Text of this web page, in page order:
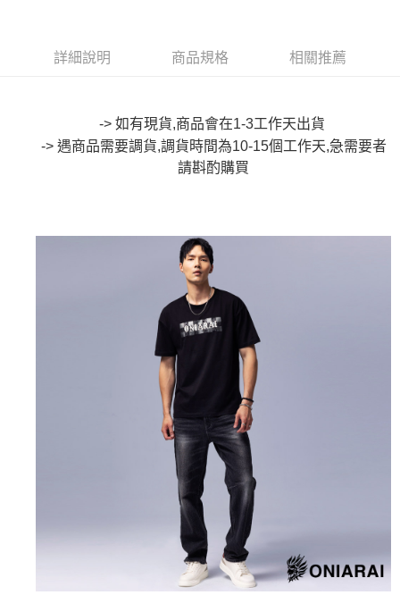
大哥付你分期
1.本服務由台灣大哥大提供，台灣大哥大用戶可立即使用無須另外申請。
2.付款方式選擇「大哥付你分期」，訂單成立後會自動跳轉到大哥付的交易
流程，驗證手機門號後，選擇欲分期的期數、繳款截止日，確認付款後即完
1.分期款項不併入電信帳單，「大哥付你分期」於每月結算日後寄送繳費提
2.透過簡訊連結打開帳單後，可選擇「超商條碼／台灣大直營門市／銀行轉
帳／街口支付／iPASS MONEY」等通路繳費。
1.本服務係由「台灣大哥大股份有限公司」（以下簡稱本公司）所提供，讓
用戶於交易時，得透過本服務購買商品或服務，並由商店將買賣／分期付款
買賣價金債權讓與本公司後，依約使用本公司帳單繳交帳款。
2.基於同意付款使用「大哥付你分期」之契約關係目的，商店將以您的個人
資料（包含姓名、電話或地址）提供予台灣大哥大進項蒐集、處理及利用，
由本公司與您本人進行分期帳單所需資料之確認、核對及更正。
3.完整用戶服務條款，請詳閱以下連結： https://oppay.tw/userRule
相關說明
【關於「AFTEE先享後付」】
AFTEE先享後付是「在收到商品之後才付款」的支付方式。 讓您購物簡單
３．安心：先確認商品／服務後，再付款。
【「AFTEE先享後付」結帳流程】
１．於結帳方式選擇「AFTEE先享後付」後，將跳轉至「AFTEE先享後付」
結帳頁面，進行簡訊認證並確認金額後，即可完成結帳。
２．訂單成立數日內，您將收到繳費通知簡訊。
３．收到繳費通知簡訊後14天內，點擊此簡訊中的連結，可透過四大超商／
ATM／網路銀行／等多元方式進行付款，方視為交易完成。
※ 請注意：結帳手續完成當下不需立刻繳費，但若您需要取消訂單，請聯絡
購買商品的店家。未經商家同意取消之訂單仍視為有效，需透過AFTEE先享
※ 交易是否成功請以「AFTEE先享後付 」之結帳頁面顯示為準，若有關於
是否繳費成功／繳費後需取消欲退款等相關疑問，請聯繫「AFTEE先享後付
https://netprotections.freshdesk.com/support/home
１．透過由恩沛科技股份有限公司提供之「AFTEE先享後付」服務完成之交
易，需依本服務之必要範圍內提供個人資料，並將交易相關給付款項請求債
權轉讓予恩沛科技股份有限公司。
２．關於個人資料處理事宜，請瀏覽以下網址：
３．未成年的使用者請事先徵得法定代理人或監護人之同意方可使用
「AFTEE先享後付」，若未經同意申辦者引起之損失，本公司不負相關責
每筆NT$80，滿NT$888(含以上)免運費
每筆NT$80，滿NT$888(含以上)免運費
每筆NT$60，滿NT$3,000(含以上)免運費
每筆NT$60，滿NT$3,000(含以上)免運費
每筆NT$80，滿NT$3,000(含以上)免運費
每筆NT$80，滿NT$3,000(含以上)免運費
詳細說明 商品規格 相關推薦
-> 如有現貨,商品會在1-3工作天出貨
-> 遇商品需要調貨,調貨時間為10-15個工作天,急需要者
請斟酌購買